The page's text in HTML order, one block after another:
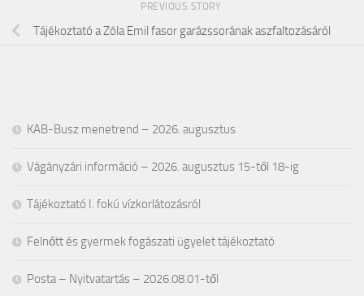
PREVIOUS STORY
Tájékoztató a Zóla Emil fasor garázssorának aszfaltozásáról
KAB-Busz menetrend – 2026. augusztus
Vágányzári információ – 2026. augusztus 15-től 18-ig
Tájékoztató I. fokú vízkorlátozásról
Felnőtt és gyermek fogászati ügyelet tájékoztató
Posta – Nyitvatartás – 2026.08.01-től